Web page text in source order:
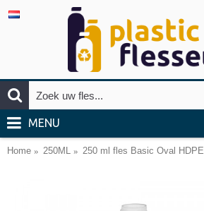
MENU
Home 250ML 250 ml fles Basic Oval